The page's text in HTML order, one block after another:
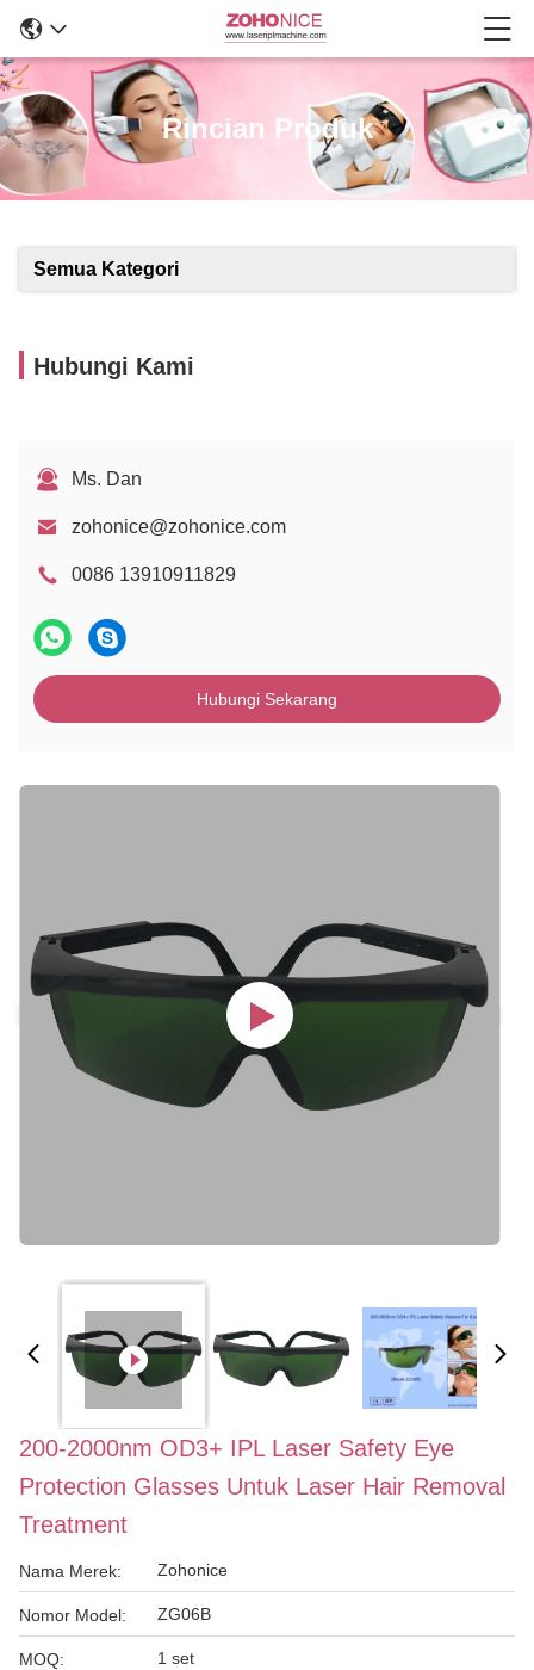
Rincian Produk
Semua Kategori
Hubungi Kami
Ms. Dan
zohonice@zohonice.com
0086 13910911829
Hubungi Sekarang
200-2000nm OD3+ IPL Laser Safety Eye
Protection Glasses Untuk Laser Hair Removal
Treatment
Nama Merek: Zohonice
Nomor Model: ZG06B
MOQ: 1 set